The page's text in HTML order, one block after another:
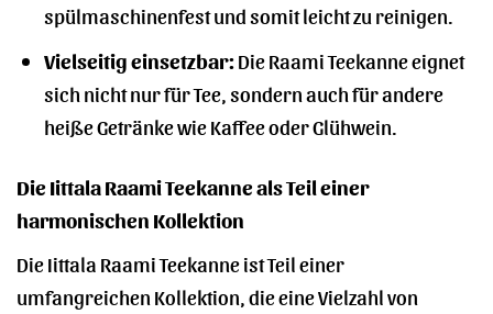
spülmaschinenfest und somit leicht zu reinigen.
Vielseitig einsetzbar:Die Raami Teekanne eignet
sich nicht nur für Tee, sondern auch für andere
heiße Getränke wie Kaffee oder Glühwein.
Die Iittala Raami Teekanne als Teil einer
harmonischen Kollektion
Die Iittala Raami Teekanne ist Teil einer
umfangreichen Kollektion, die eine Vielzahl von